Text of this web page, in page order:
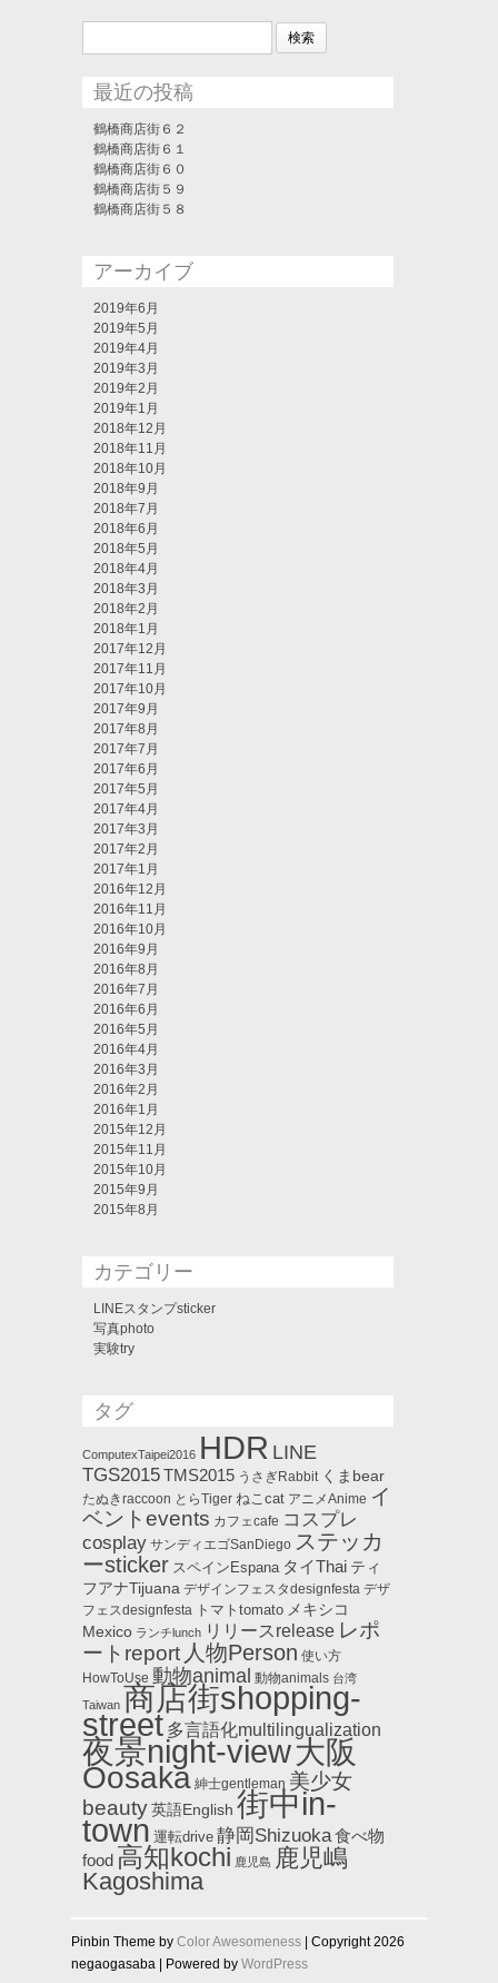
検
最近の投稿
鶴橋商店街６２
鶴橋商店街６１
鶴橋商店街６０
鶴橋商店街５９
鶴橋商店街５８
アーカイブ
2019年6月
2019年5月
2019年4月
2019年3月
2019年2月
2019年1月
2018年12月
2018年11月
2018年10月
2018年9月
2018年7月
2018年6月
2018年5月
2018年4月
2018年3月
2018年2月
2018年1月
2017年12月
2017年11月
2017年10月
2017年9月
2017年8月
2017年7月
2017年6月
2017年5月
2017年4月
2017年3月
2017年2月
2017年1月
2016年12月
2016年11月
2016年10月
2016年9月
2016年8月
2016年7月
2016年6月
2016年5月
2016年4月
2016年3月
2016年2月
2016年1月
2015年12月
2015年11月
2015年10月
2015年9月
2015年8月
カテゴリー
LINEスタンプsticker
写真photo
実験try
タグ
ComputexTaipei2016 HDR LINE
TGS2015TMS2015 うさぎRabbit くまbear
たぬきraccoon とらTiger ねこcat アニメAnime イ
ベントevents カフェcafe コスプレ
cosplay サンディエゴSanDiego ステッカ
ーsticker スペインEspana タイThai ティ
フアナTijuana デザインフェスタdesignfesta デザ
フェスdesignfesta トマトtomato メキシコ
Mexico ランチlunch リリースrelease レポ
ートreport 人物Person 使い方
HowToUse 動物animal 動物animals 台湾
Taiwan 商店街shopping-
street 多言語化multilingualization
夜景night-view大阪
Oosaka 紳士gentleman 美少女
beauty英語English 街中in-
town 運転drive 静岡Shizuoka食べ物
food 高知kochi 鹿児島 鹿児嶋
Kagoshima
Pinbin Theme by Color Awesomeness | Copyright 2026
negaogasaba | Powered by WordPress